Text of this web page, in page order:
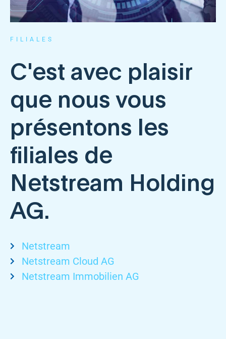
FILIALES
C'est avec plaisir
que nous vous
présentons les
filiales de
Netstream Holding
AG.
Netstream
Netstream Cloud AG
Netstream Immobilien AG